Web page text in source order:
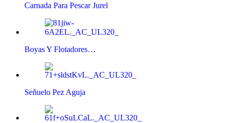
Carnada Para Pescar Jurel
Boyas Y Flotadores…
Señuelo Pez Aguja